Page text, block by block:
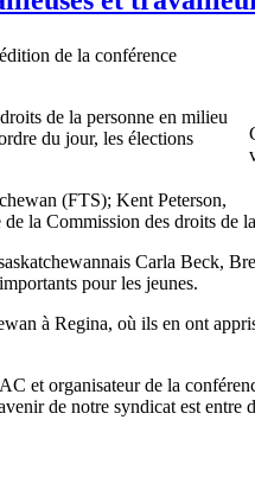
édition de la conférence
de la personne en milieu
du jour, les élections
(FTS); Kent Peterson,
la Commission des droits de
Carla Beck,
pour les jeunes.
à Regina, où ils en ont
et organisateur de la
de notre syndicat est entre